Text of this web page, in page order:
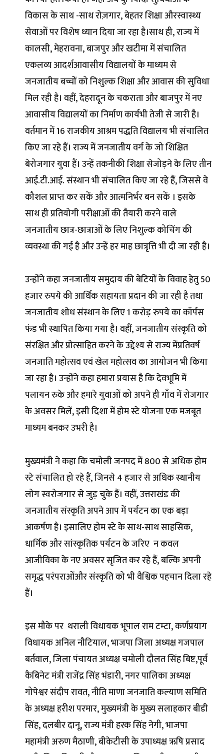
विकास के साथ -साथ रोज़गार, बेहतर शिक्षा औरस्वास्थ्य
सेवाओं पर विशेष ध्यान दिया जा रहा है।साथ ही, राज्य में
कालसी, मेहरावना, बाजपुर और खटीमा में संचालित
एकलव्य आदर्शआवासीय विद्यालयों के माध्यम से
जनजातीय बच्चों को निशुल्क शिक्षा और आवास की सुविधा
मिल रही है। वहीं, देहरादून के चकराता और बाजपुर में नए
आवासीय विद्यालयों का निर्माण कार्यभी तेजी से जारी है।
वर्तमान में 16 राजकीय आश्रम पद्धति विद्यालय भी संचालित
किए जा रहे हैं। राज्य में जनजातीय वर्ग के जो शिक्षित
बेरोजगार युवा हैं। उन्हें तकनीकी शिक्षा सेजोड़ने के लिए तीन
आई.टी.आई. संस्थान भी संचालित किए जा रहे हैं, जिससे वे
कौशल प्राप्त कर सकें और आत्मनिर्भर बन सकें । इसके
साथ ही प्रतियोगी परीक्षाओं की तैयारी करने वाले
जनजातीय छात्र-छात्राओं के लिए निशुल्क कोचिंग की
व्यवस्था की गई है और उन्हें हर माह छात्रृत्ति भी दी जा रही है।
उन्होंने कहा जनजातीय समुदाय की बेटियों के विवाह हेतु 50
हजार रुपये की आर्थिक सहायता प्रदान की जा रही है तथा
जनजातीय शोध संस्थान के लिए 1 करोड़ रुपये का कॉर्पस
फंड भी स्थापित किया गया है। वहीं, जनजातीय संस्कृति को
संरक्षित और प्रोत्साहित करने के उद्देश्य से राज्य मेंप्रतिवर्ष
जनजाति महोत्सव एवं खेल महोत्सव का आयोजन भी किया
जा रहा है। उन्होंने कहा हमारा प्रयास है कि देवभूमि में
पलायन रुके और हमारे युवाओं को अपने ही गाँव में रोजगार
के अवसर मिलें, इसी दिशा में होम स्टे योजना एक मजबूत
माध्यम बनकर उभरी है।
मुख्यमंत्री ने कहा कि चमोली जनपद में 800 से अधिक होम
स्टे संचालित हो रहे हैं, जिनसे 4 हजार से अधिक स्थानीय
लोग स्वरोजगार से जुड़ चुके हैं। वहीं, उत्तराखंड की
जनजातीय संस्कृति अपने आप में पर्यटन का एक बड़ा
आकर्षण है। इसालिए होम स्टे के साथ-साथ साहसिक,
धार्मिक और सांस्कृतिक पर्यटन के जरिए न कवल
आजीविका के नए अवसर सृजित कर रहे हैं, बल्कि अपनी
समृद्ध परंपराओंऔर संस्कृति को भी वैश्विक पहचान दिला रहे
हैं।
इस मौके पर थराली विधायक भूपाल राम टम्टा, कर्णप्रयाग
विधायक अनिल नौटियाल, भाजपा जिला अध्यक्ष गजपाल
बर्तवाल, जिला पंचायत अध्यक्ष चमोली दौलत सिंह बिष्ट,पूर्व
कैबिनेट मंत्री राजेंद्र सिंह भंडारी, नगर पालिका अध्यक्ष
गोपेश्वर संदीप रावत, नीति माणा जनजाति कल्याण समिति
के अध्यक्ष हरीश परमार, मुख्यमंत्री के मुख्य सलाहकार बीडी
सिंह, दलबीर दानू, राज्य मंत्री हरक सिंह नेगी, भाजपा
महामंत्री अरुण मैठाणी, बीकेटीसी के उपाध्यक्ष ऋषि प्रसाद